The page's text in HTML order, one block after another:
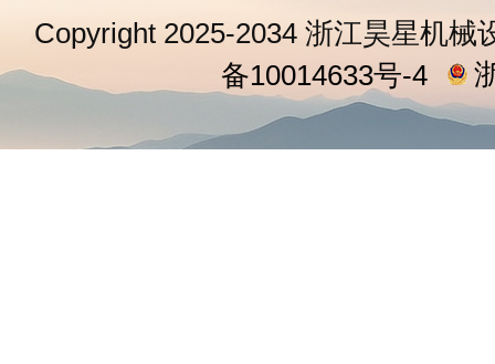
Copyright 2025-2034 浙江昊星机
备10014633号-4